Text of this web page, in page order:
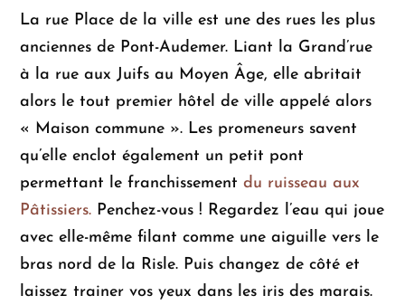
AUDEMER
-
La
rue
Place
de
la
Ville
s'affiche
La rue Place de la ville est une des rues les plus
anciennes de Pont-Audemer. Liant la Grand’rue
à la rue aux Juifs au Moyen Âge, elle abritait
alors le tout premier hôtel de ville appelé alors
« Maison commune ». Les promeneurs savent
qu’elle enclot également un petit pont
permettant le franchissementdu ruisseau aux
Pâtissiers. Penchez-vous ! Regardez l’eau qui joue
avec elle-même filant comme une aiguille vers le
bras nord de la Risle. Puis changez de côté et
laissez trainer vos yeux dans les iris des marais.